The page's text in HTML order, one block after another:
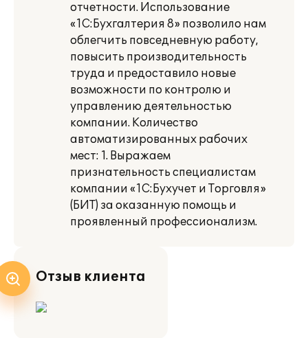
отчетности. Использование
«1С:Бухгалтерия 8» позволило нам
облегчить повседневную работу,
повысить производительность
труда и предоставило новые
возможности по контролю и
управлению деятельностью
компании. Количество
автоматизированных рабочих
мест: 1. Выражаем
признательность специалистам
компании «1С:Бухучет и Торговля»
(БИТ) за оказанную помощь и
проявленный профессионализм.
Отзыв клиента